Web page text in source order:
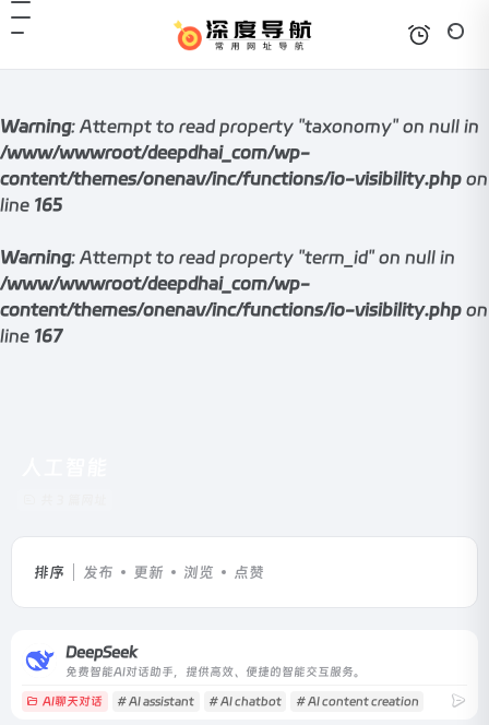
Warning: Attempt to read property "taxonomy" on null in
/www/wwwroot/deepdhai_com/wp-
content/themes/onenav/inc/functions/io-visibility.php on
line 165
Warning: Attempt to read property "term_id" on null in
/www/wwwroot/deepdhai_com/wp-
content/themes/onenav/inc/functions/io-visibility.php on
line 167
排序 发布 更新 浏览 点赞
DeepSeek
免费智能AI对话助手，提供高效、便捷的智能交互服务。
AI聊天对话 # AI assistant # AI chatbot # AI content creation